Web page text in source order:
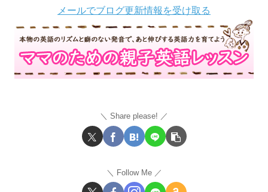
メールでブログ更新情報を受け取る
Share please!
Follow Me